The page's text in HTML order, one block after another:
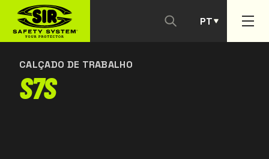
PT
ES
CALÇADO DE TRABALHO
S7S
CONTACTAR-NOS